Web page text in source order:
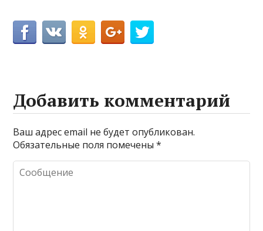
Добавить комментарий
Ваш адрес email не будет опубликован.
Обязательные поля помечены*